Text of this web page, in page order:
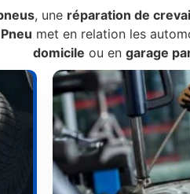
, une réparation de
met en relation les
domicile ou en garage